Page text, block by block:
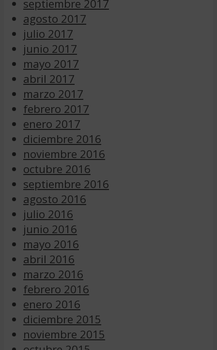
septiembre 2017
agosto 2017
julio 2017
junio 2017
mayo 2017
abril 2017
marzo 2017
febrero 2017
enero 2017
diciembre 2016
noviembre 2016
octubre 2016
septiembre 2016
agosto 2016
julio 2016
junio 2016
mayo 2016
abril 2016
marzo 2016
febrero 2016
enero 2016
diciembre 2015
noviembre 2015